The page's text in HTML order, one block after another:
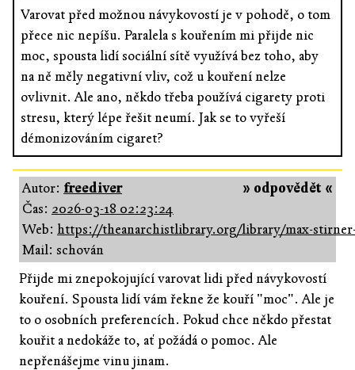
Varovat před možnou návykovostí je v pohodě, o tom
přece nic nepíšu. Paralela s kouřením mi přijde nic
moc, spousta lidí sociální sítě využívá bez toho, aby
na ně měly negativní vliv, což u kouření nelze
ovlivnit. Ale ano, někdo třeba používá cigarety proti
stresu, který lépe řešit neumí. Jak se to vyřeší
démonizováním cigaret?
» odpovědět «
Autor: freediver
Čas: 2026-03-18 02:23:24
Web: https://theanarchistlibrary.org/library/max-
Mail: schován
Přijde mi znepokojující varovat lidi před návykovostí
kouření. Spousta lidí vám řekne že kouří "moc". Ale je
to o osobních preferencích. Pokud chce někdo přestat
kouřit a nedokáže to, ať požádá o pomoc. Ale
nepřenášejme vinu jinam.